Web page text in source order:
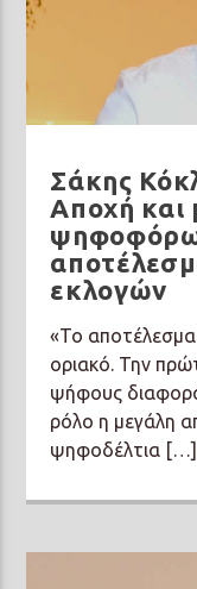
Σάκης
Αποχή και
εκλογών
«Το
οριακό. Την
ψήφους
ρόλο η μεγάλη
ψηφοδέλτια […]